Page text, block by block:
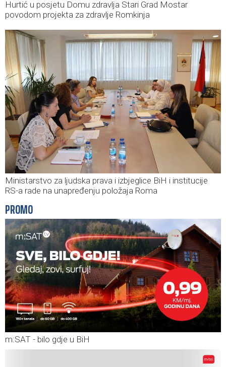
Hurtić u posjetu Domu zdravlja Stari Grad Mostar
povodom projekta za zdravlje Romkinja
Ministarstvo za ljudska prava i izbjeglice BiH i institucije
RS-a rade na unapređenju položaja Roma
PROMO
m:SAT - bilo gdje u BiH